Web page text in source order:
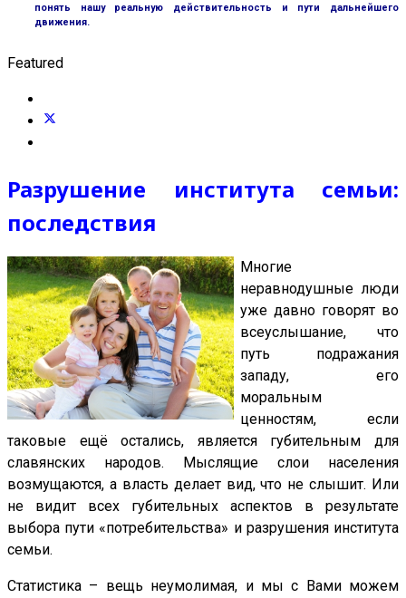
понять нашу реальную действительность и пути дальнейшего
движения.
Featured
Разрушение института семьи:
последствия
Многие
неравнодушные люди
уже давно говорят во
всеуслышание, что
путь подражания
западу, его
моральным
ценностям, если
таковые ещё остались, является губительным для
славянских народов. Мыслящие слои населения
возмущаются, а власть делает вид, что не слышит. Или
не видит всех губительных аспектов в результате
выбора пути «потребительства» и разрушения института
семьи.
Статистика – вещь неумолимая, и мы с Вами можем